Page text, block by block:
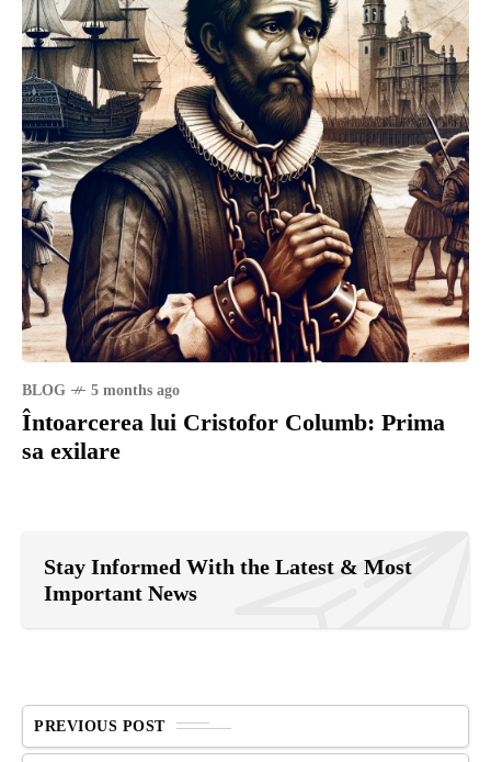
BLOG 5 months ago
Întoarcerea lui Cristofor Columb: Prima
sa exilare
Stay Informed With the Latest & Most
Important News
PREVIOUS POST